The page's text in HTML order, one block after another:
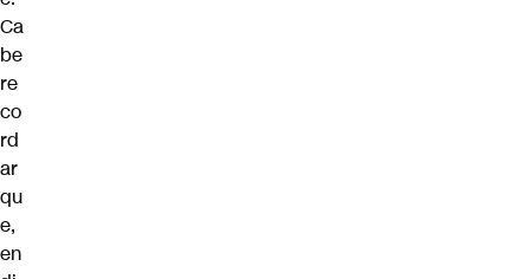
Ca
be
re
co
rd
ar
qu
e,
en